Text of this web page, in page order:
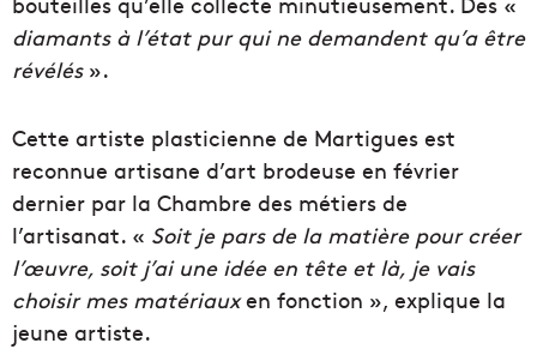
diamants à l’état pur qui ne demandent qu’a être
révélés».
Cette artiste plasticienne de Martigues est
reconnue artisane d’art brodeuse en février
dernier par la Chambre des métiers de
l’artisanat. « Soit je pars de la matière pour créer
l’œuvre, soit j’ai une idée en tête et là, je vais
choisir mes matériauxen fonction », explique la
jeune artiste.